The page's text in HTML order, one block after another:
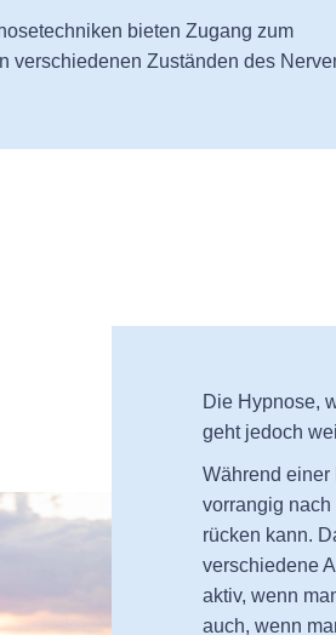
bieten Zugang zum
verschiedenen Zuständen des
Die Hypnose,
geht jedoch
Während einer
vorrangig
rücken kann.⁠
verschiedene
aktiv, wenn
auch, wenn